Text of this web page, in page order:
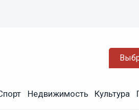
Недвижимость Культура